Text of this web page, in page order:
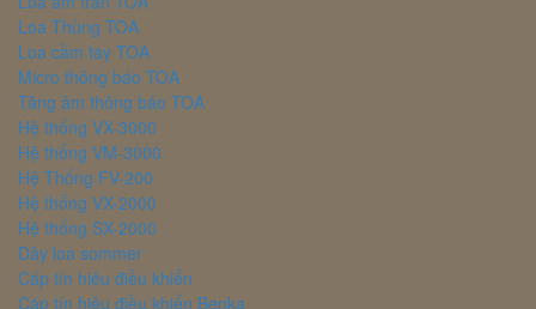
Loa Thùng TOA
Loa cầm tay TOA
Micro thông báo TOA
Tăng âm thông báo TOA
Hệ thống VX-3000
Hệ thống VM-3000
Hệ Thống FV-200
Hệ thống VX-2000
Hệ thống SX-2000
Dây loa sommer
Cáp tín hiệu điều khiển
Cáp tín hiệu điều khiển Benka